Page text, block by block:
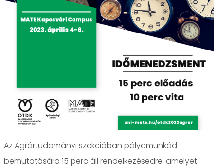
Az Agrártudományi szekcióban pályamunkád
bemutatására 15 perc áll rendelkezésedre, amelyet